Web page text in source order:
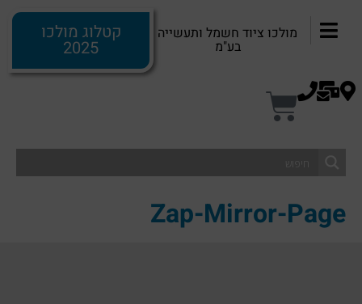
מולכו ציוד חשמל ותעשייה
בע"מ
קטלוג מולכו
2025
Zap-Mirror-Page